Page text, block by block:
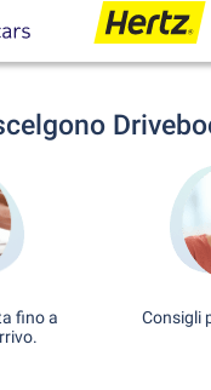
fino a
Consigli